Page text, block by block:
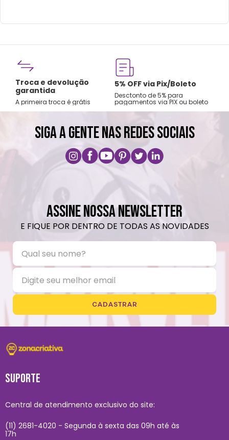
Troca e devolução
garantida
A primeira troca é grátis
5% OFF via Pix/Boleto
Desctonto de 5% para
pagamentos via PIX ou boleto
SIGA A GENTE NAS REDES SOCIAIS
ASSINE NOSSA NEWSLETTER
E FIQUE POR DENTRO DE TODAS AS NOVIDADES
CADASTRAR
SUPORTE
Central de atendimento exclusivo do site:
(11) 2681-4020 - Segunda à sexta das 09h até às
17h